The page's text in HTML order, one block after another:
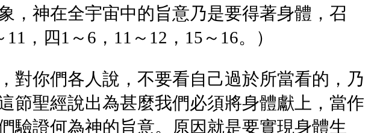
，神在全宇宙中的旨意乃是要得著身體，召
，四1～6，11～12，15～16。）
對你們各人說，不要看自己過於所當看的，乃
節聖經說出為甚麼我們必須將身體獻上，當作
驗證何為神的旨意。原因就是要實現身體生